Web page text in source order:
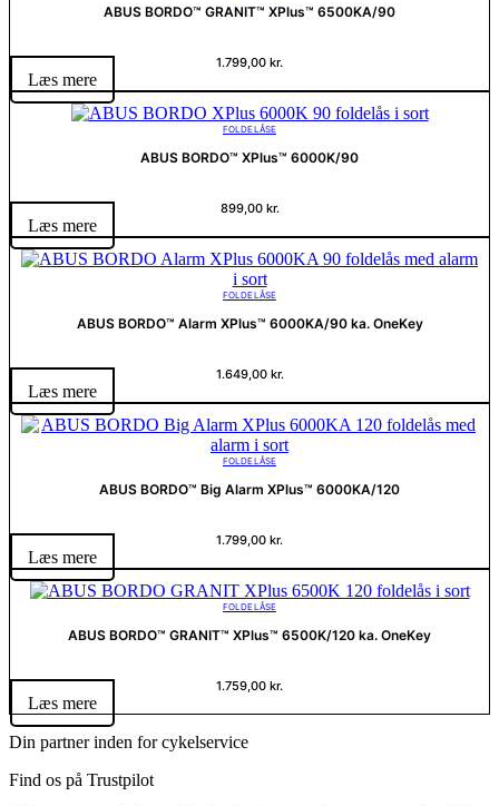
ABUS BORDO™ GRANIT™ XPlus™ 6500KA/90
1.799,00 kr.
Læs mere
FOLDELÅSE
ABUS BORDO™ XPlus™ 6000K/90
899,00 kr.
Læs mere
FOLDELÅSE
ABUS BORDO™ Alarm XPlus™ 6000KA/90 ka. OneKey
1.649,00 kr.
Læs mere
FOLDELÅSE
ABUS BORDO™ Big Alarm XPlus™ 6000KA/120
1.799,00 kr.
Læs mere
FOLDELÅSE
ABUS BORDO™ GRANIT™ XPlus™ 6500K/120 ka. OneKey
1.759,00 kr.
Læs mere
Din partner inden for cykelservice
Find os på Trustpilot